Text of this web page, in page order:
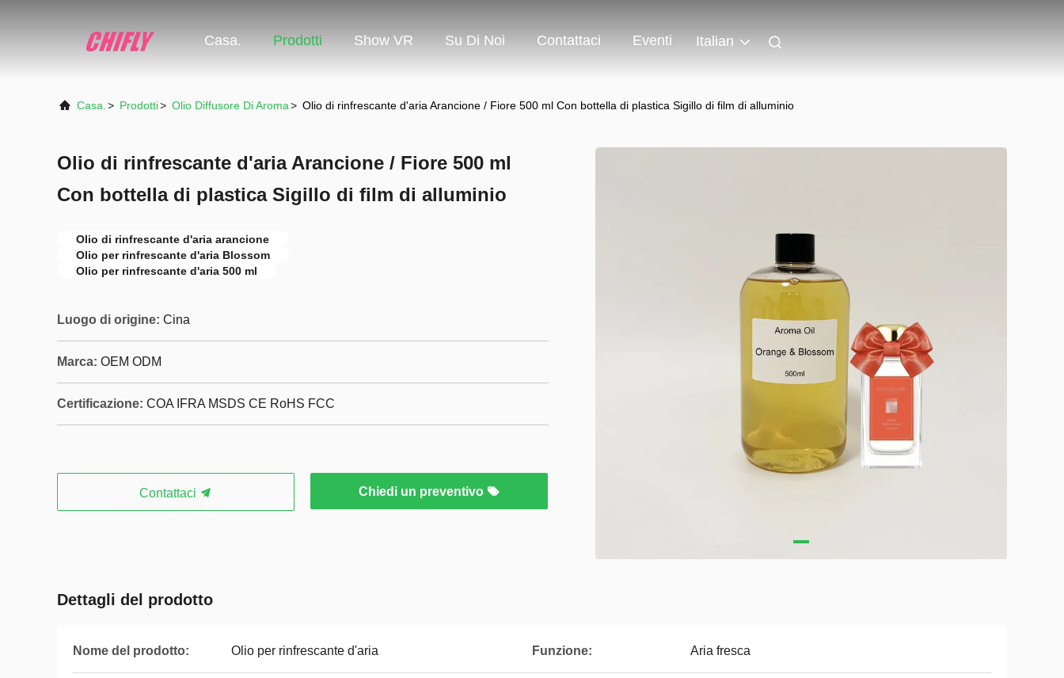
Casa. Prodotti Show VR Su Di Noi Contattaci Eventi Italian
Casa. > Prodotti> Olio Diffusore Di Aroma> Olio di rinfrescante d'aria Arancione / Fiore 500 ml Con bottella di plastica Sigillo di film di alluminio
Olio di rinfrescante d'aria Arancione / Fiore 500 ml
Con bottella di plastica Sigillo di film di alluminio
Olio di rinfrescante d'aria arancione
Olio per rinfrescante d'aria Blossom
Olio per rinfrescante d'aria 500 ml
Luogo di origine: Cina
Marca: OEM ODM
Certificazione: COA IFRA MSDS CE RoHS FCC
Contattaci Chiedi un preventivo
Dettagli del prodotto
Nome del prodotto: Olio per rinfrescante d'aria Funzione: Aria fresca